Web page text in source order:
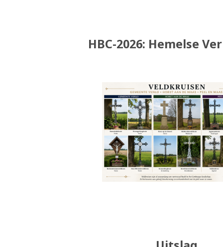
HBC-2026: Hemelse